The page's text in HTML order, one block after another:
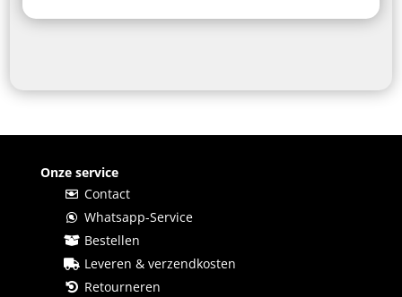
Onze service
Contact
Whatsapp-Service
Bestellen
Leveren & verzendkosten
Retourneren